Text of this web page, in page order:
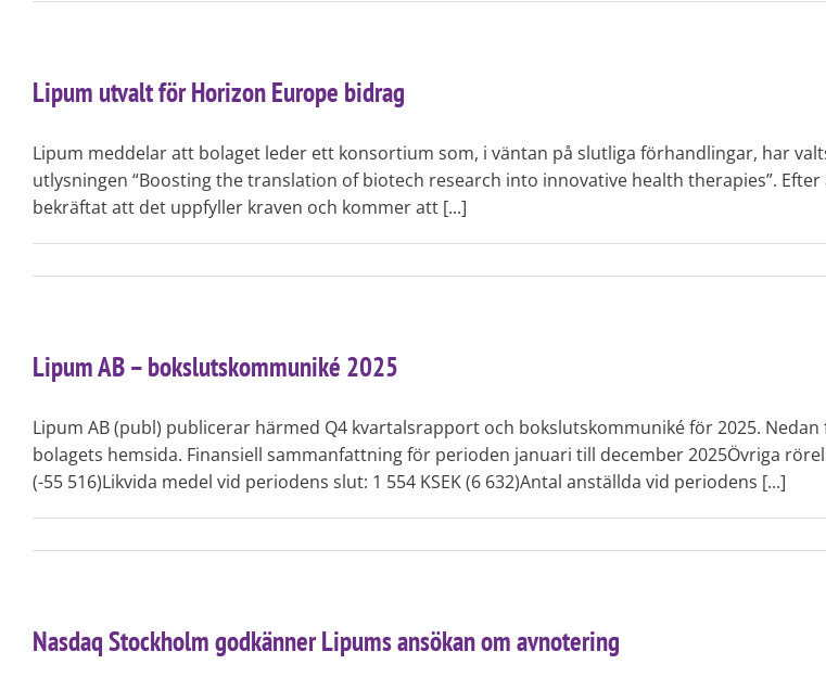
Lipum utvalt för Horizon Europe bidrag
Lipum meddelar att bolaget leder ett konsortium som, i väntan på slutliga förhandlingar, har
utlysningen “Boosting the translation of biotech research into innovative health therapies”.
bekräftat att det uppfyller kraven och kommer att [...]
Lipum AB – bokslutskommuniké 2025
Lipum AB (publ) publicerar härmed Q4 kvartalsrapport och bokslutskommuniké för 2025.
bolagets hemsida. Finansiell sammanfattning för perioden januari till december 2025Övriga
(-55 516)Likvida medel vid periodens slut: 1 554 KSEK (6 632)Antal anställda vid periodens [...]
Nasdaq Stockholm godkänner Lipums ansökan om avnotering